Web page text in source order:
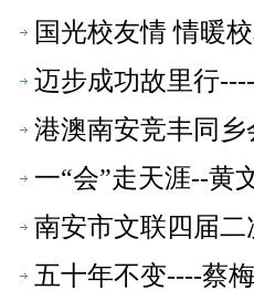
国光校友情 情暖
迈步成功故里行
港澳南安竞丰同
一“会”走天涯--黄
南安市文联四届
五十年不变----蔡